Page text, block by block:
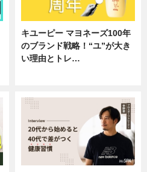
キユーピー マヨネーズ100年
のブランド戦略！“ユ”が大き
い理由とトレ…